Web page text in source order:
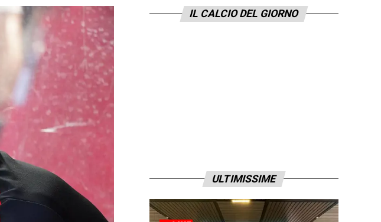
IL CALCIO DEL GIORNO
ULTIMISSIME